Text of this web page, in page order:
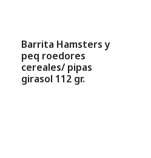
Barrita Hamsters y
peq roedores
cereales/ pipas
girasol 112 gr.